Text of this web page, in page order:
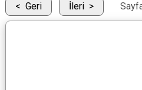
Geri İleri